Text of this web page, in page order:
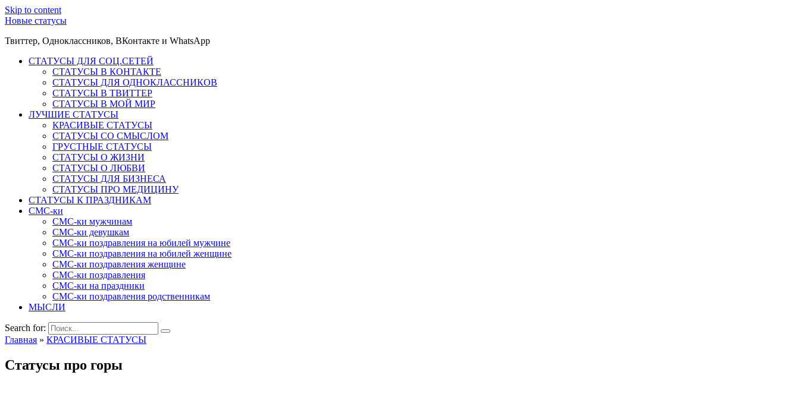
Skip to content
Новые статусы
Твиттер, Одноклассников, ВКонтакте и WhatsApp
СТАТУСЫ ДЛЯ СОЦ.СЕТЕЙ
СТАТУСЫ В КОНТАКТЕ
СТАТУСЫ ДЛЯ ОДНОКЛАССНИКОВ
СТАТУСЫ В ТВИТТЕР
СТАТУСЫ В МОЙ МИР
ЛУЧШИЕ СТАТУСЫ
КРАСИВЫЕ СТАТУСЫ
СТАТУСЫ СО СМЫСЛОМ
ГРУСТНЫЕ СТАТУСЫ
СТАТУСЫ О ЖИЗНИ
СТАТУСЫ О ЛЮБВИ
СТАТУСЫ ДЛЯ БИЗНЕСА
СТАТУСЫ ПРО МЕДИЦИНУ
СТАТУСЫ К ПРАЗДНИКАМ
СМС-ки
СМС-ки мужчинам
СМС-ки девушкам
СМС-ки поздравления на юбилей мужчине
СМС-ки поздравления на юбилей женщине
СМС-ки поздравления женщине
СМС-ки поздравления
СМС-ки на праздники
СМС-ки поздравления родственникам
МЫСЛИ
Search for:
Главная » КРАСИВЫЕ СТАТУСЫ
Статусы про горы